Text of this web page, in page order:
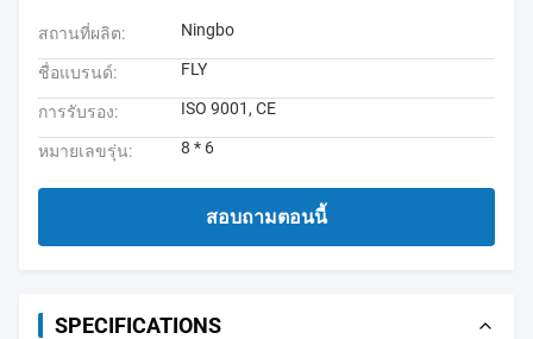
สถานที่ผลิต: Ningbo
ชื่อแบรนด์: FLY
การรับรอง: ISO 9001, CE
หมายเลขรุ่น: 8 * 6
สอบถามตอนนี้
SPECIFICATIONS